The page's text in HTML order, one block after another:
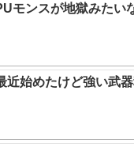
モンスが地獄みたい
近始めたけど強い武